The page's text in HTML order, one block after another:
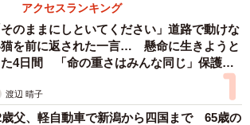
アクセスランキング
そのままにしといてください」道路で動けな
を前に返された一言… 懸命に生きようと
た4日間 「命の重さはみんな同じ」保護団
渡辺 晴子
歳父、軽自動車で新潟から四国まで 65歳の